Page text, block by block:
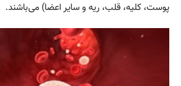
پوست، کلیه، قلب، ریه و سایر اعضا) می‌باشند.